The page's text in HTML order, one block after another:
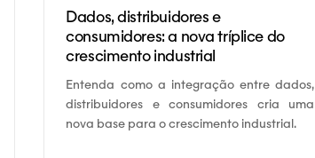
Dados, distribuidores e
consumidores: a nova tríplice do
crescimento industrial
Entenda como a integração entre dados,
distribuidores e consumidores cria uma
nova base para o crescimento industrial.